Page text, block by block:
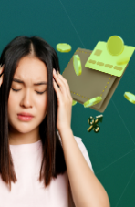
финансового
на
на
брокера
и
договоре?
с